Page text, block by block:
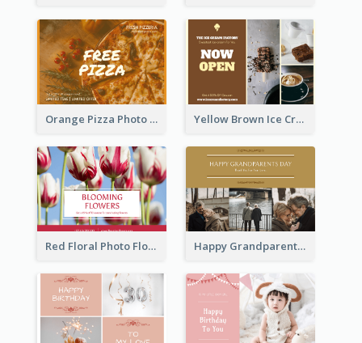
Orange Pizza Photo Restaurant Postcard Yellow Brown Ice Cream Shop Postcard
Red Floral Photo Flower Shop Postcard Happy Grandparents Day Photo Postcard